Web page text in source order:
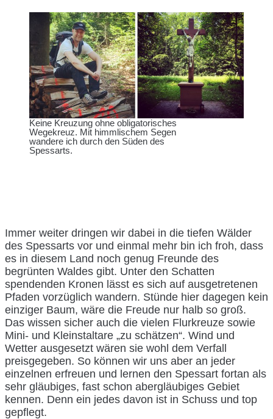
Keine Kreuzung ohne obligatorisches
Wegekreuz. Mit himmlischem Segen
wandere ich durch den Süden des
Spessarts.
Immer weiter dringen wir dabei in die tiefen Wälder
des Spessarts vor und einmal mehr bin ich froh, dass
es in diesem Land noch genug Freunde des
begrünten Waldes gibt. Unter den Schatten
spendenden Kronen lässt es sich auf ausgetretenen
Pfaden vorzüglich wandern. Stünde hier dagegen kein
einziger Baum, wäre die Freude nur halb so groß.
Das wissen sicher auch die vielen Flurkreuze sowie
Mini- und Kleinstaltare „zu schätzen“. Wind und
Wetter ausgesetzt wären sie wohl dem Verfall
preisgegeben. So können wir uns aber an jeder
einzelnen erfreuen und lernen den Spessart fortan als
sehr gläubiges, fast schon abergläubiges Gebiet
kennen. Denn ein jedes davon ist in Schuss und top
gepflegt.